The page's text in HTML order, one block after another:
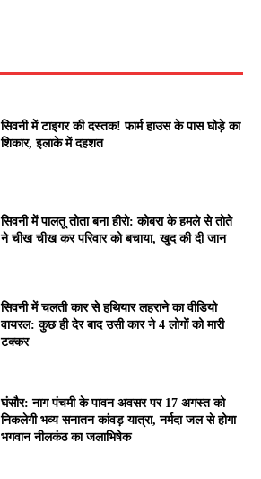
सिवनी में टाइगर की दस्तक! फार्म हाउस के पास घोड़े का
शिकार, इलाके में दहशत
सिवनी में पालतू तोता बना हीरो: कोबरा के हमले से तोते
ने चीख चीख कर परिवार को बचाया, खुद की दी जान
सिवनी में चलती कार से हथियार लहराने का वीडियो
वायरल: कुछ ही देर बाद उसी कार ने 4 लोगों को मारी
टक्कर
घंसौर: नाग पंचमी के पावन अवसर पर 17 अगस्त को
निकलेगी भव्य सनातन कांवड़ यात्रा, नर्मदा जल से होगा
भगवान नीलकंठ का जलाभिषेक